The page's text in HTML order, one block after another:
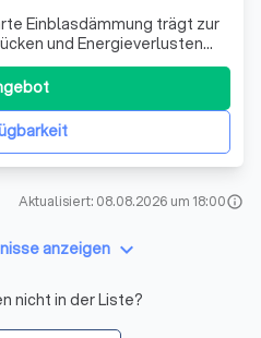
Einblasdämmung trägt zur
und Energieverlusten
Aktualisiert: 08.08.2026 um 18:00info
anzeigen keyboard_arrow_down
nicht in der Liste?